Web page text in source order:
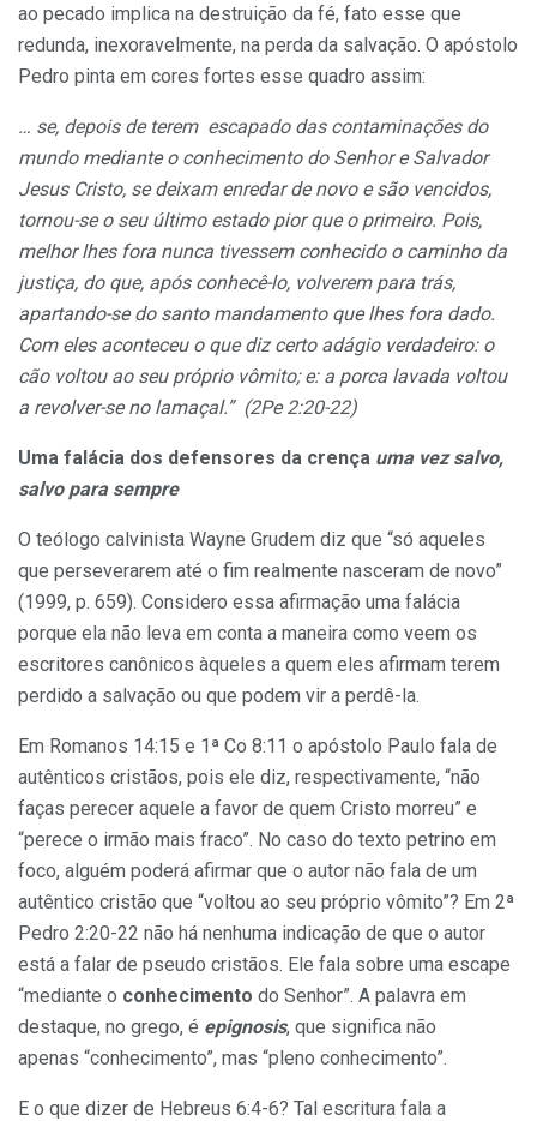
ao pecado implica na destruição da fé, fato esse que
redunda, inexoravelmente, na perda da salvação. O apóstolo
Pedro pinta em cores fortes esse quadro assim:
… se, depois de terem escapado das contaminações do
mundo mediante o conhecimento do Senhor e Salvador
Jesus Cristo, se deixam enredar de novo e são vencidos,
tornou-se o seu último estado pior que o primeiro. Pois,
melhor lhes fora nunca tivessem conhecido o caminho da
justiça, do que, após conhecê-lo, volverem para trás,
apartando-se do santo mandamento que lhes fora dado.
Com eles aconteceu o que diz certo adágio verdadeiro: o
cão voltou ao seu próprio vômito; e: a porca lavada voltou
a revolver-se no lamaçal.” (2Pe 2:20-22)
Uma falácia dos defensores da crença uma vez salvo,
salvo para sempre
O teólogo calvinista Wayne Grudem diz que “só aqueles
que perseverarem até o fim realmente nasceram de novo”
(1999, p. 659). Considero essa afirmação uma falácia
porque ela não leva em conta a maneira como veem os
escritores canônicos àqueles a quem eles afirmam terem
perdido a salvação ou que podem vir a perdê-la.
Em Romanos 14:15 e 1ª Co 8:11 o apóstolo Paulo fala de
autênticos cristãos, pois ele diz, respectivamente, “não
faças perecer aquele a favor de quem Cristo morreu” e
“perece o irmão mais fraco”. No caso do texto petrino em
foco, alguém poderá afirmar que o autor não fala de um
autêntico cristão que “voltou ao seu próprio vômito”? Em 2ª
Pedro 2:20-22 não há nenhuma indicação de que o autor
está a falar de pseudo cristãos. Ele fala sobre uma escape
“mediante o conhecimento do Senhor”. A palavra em
destaque, no grego, é epignosis, que significa não
apenas “conhecimento”, mas “pleno conhecimento”.
E o que dizer de Hebreus 6:4-6? Tal escritura fala a